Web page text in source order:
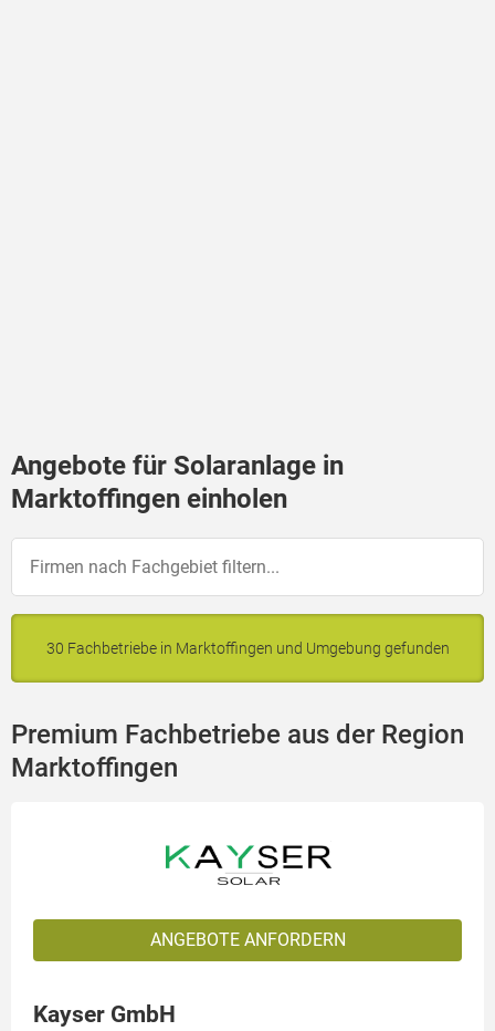
Angebote für Solaranlage in
Marktoffingen einholen
30 Fachbetriebe in Marktoffingen und Umgebung gefunden
Premium Fachbetriebe aus der Region
Marktoffingen
ANGEBOTE ANFORDERN
Kayser GmbH